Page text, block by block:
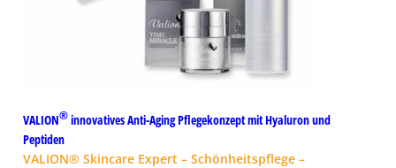
VALION®innovatives Anti-Aging Pflegekonzept mit Hyaluron und
Peptiden
VALION® Skincare Expert – Schönheitspflege –